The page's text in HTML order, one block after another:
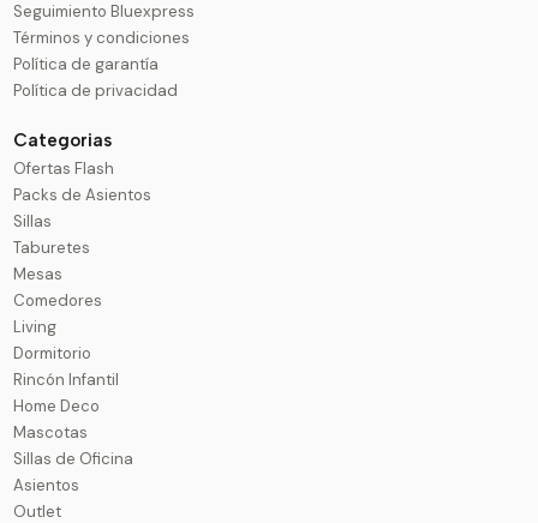
Seguimiento Bluexpress
Términos y condiciones
Política de garantía
Política de privacidad
Categorias
Ofertas Flash
Packs de Asientos
Sillas
Taburetes
Mesas
Comedores
Living
Dormitorio
Rincón Infantil
Home Deco
Mascotas
Sillas de Oficina
Asientos
Outlet